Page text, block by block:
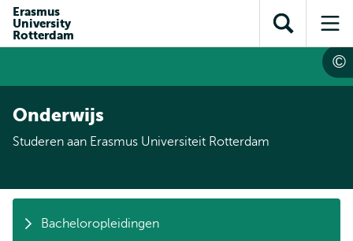
inhoud
Direct naar
subnavigatie
Erasmus
University
Rotterdam
Toon
zoekveld
Onderwijs
Studeren aan Erasmus Universiteit Rotterdam
Bacheloropleidingen